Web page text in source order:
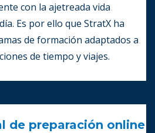
con la ajetreada vida
Es por ello que StratX ha
de formación adaptados a
de tiempo y viajes.
de preparación online